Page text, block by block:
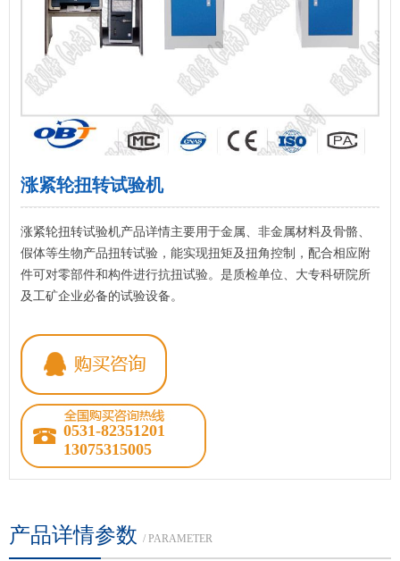
涨紧轮扭转试验机
涨紧轮扭转试验机产品详情主要用于金属、非金属材料及骨骼、
假体等生物产品扭转试验，能实现扭矩及扭角控制，配合相应附
件可对零部件和构件进行抗扭试验。是质检单位、大专科研院所
及工矿企业必备的试验设备。
0531-82351201
13075315005
产品详情参数 / PARAMETER